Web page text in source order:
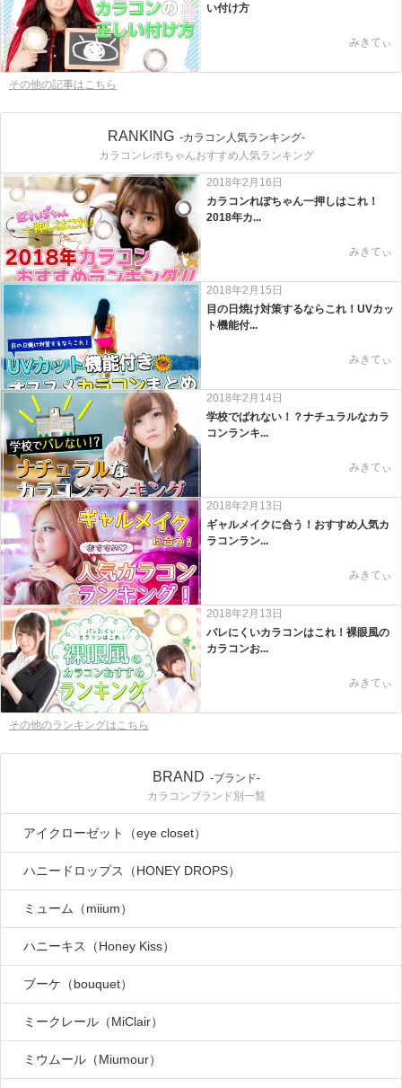
い付け方
みきてぃ
その他の記事はこちら
RANKING -カラコン人気ランキング-
カラコンレポちゃんおすすめ人気ランキング
2018年2月16日
カラコンれぽちゃん一押しはこれ！
2018年カ...
みきてぃ
2018年2月15日
目の日焼け対策するならこれ！UVカッ
ト機能付...
みきてぃ
2018年2月14日
学校でばれない！？ナチュラルなカラ
コンランキ...
みきてぃ
2018年2月13日
ギャルメイクに合う！おすすめ人気カ
ラコンラン...
みきてぃ
2018年2月13日
バレにくいカラコンはこれ！裸眼風の
カラコンお...
みきてぃ
その他のランキングはこちら
BRAND -ブランド-
カラコンブランド別一覧
アイクローゼット（eye closet）
ハニードロップス（HONEY DROPS）
ミューム（miium）
ハニーキス（Honey Kiss）
ブーケ（bouquet）
ミークレール（MiClair）
ミウムール（Miumour）